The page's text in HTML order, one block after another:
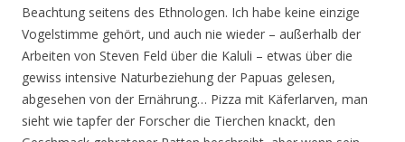
Beachtung seitens des Ethnologen. Ich habe keine einzige
Vogelstimme gehört, und auch nie wieder – außerhalb der
Arbeiten von Steven Feld über die Kaluli – etwas über die
gewiss intensive Naturbeziehung der Papuas gelesen,
abgesehen von der Ernährung… Pizza mit Käferlarven, man
sieht wie tapfer der Forscher die Tierchen knackt, den